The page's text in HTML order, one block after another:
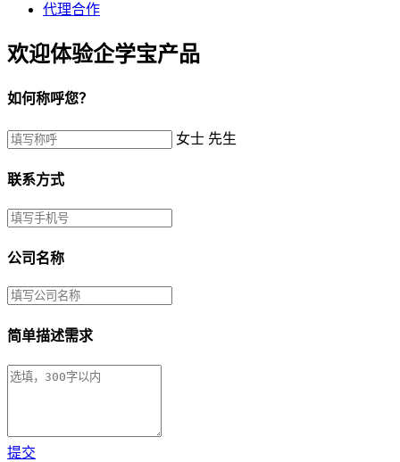
代理合作
欢迎体验企学宝产品
如何称呼您？
女士 先生
联系方式
公司名称
简单描述需求
提交